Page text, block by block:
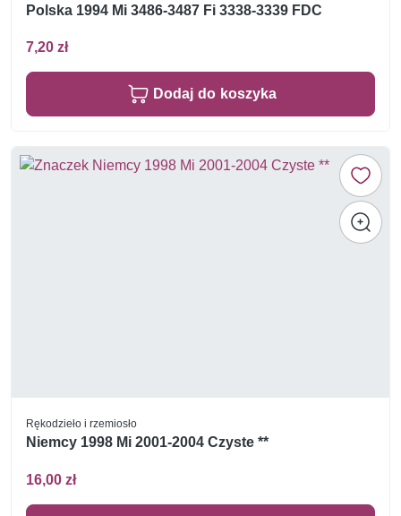
Polska 1994 Mi 3486-3487 Fi 3338-3339 FDC
7,20 zł
Dodaj do koszyka
Rękodzieło i rzemiosło
Niemcy 1998 Mi 2001-2004 Czyste **
16,00 zł